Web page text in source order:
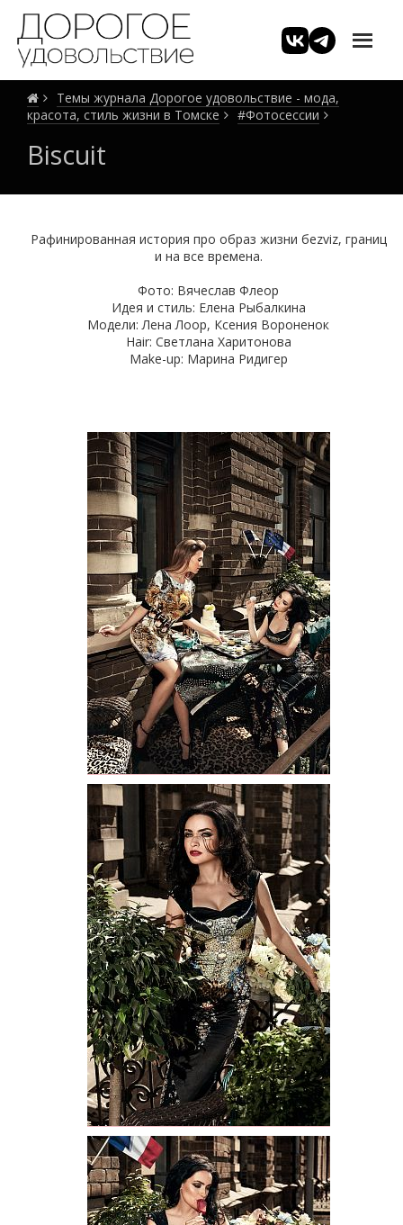
Темы журнала Дорогое удовольствие - мода,
красота, стиль жизни в Томске
#Фотосессии
Biscuit
Рафинированная история про образ жизни беzviz, границ
и на все времена.
Фото: Вячеслав Флеор
Идея и стиль: Елена Рыбалкина
Модели: Лена Лоор, Ксения Вороненок
Hair: Светлана Харитонова
Make-up: Марина Ридигер